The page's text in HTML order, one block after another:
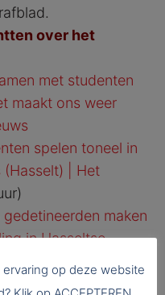
over het
met studenten
maakt ons weer
spelen toneel in
(Hasselt) | Het
maken
in Hasseltse
op deze website